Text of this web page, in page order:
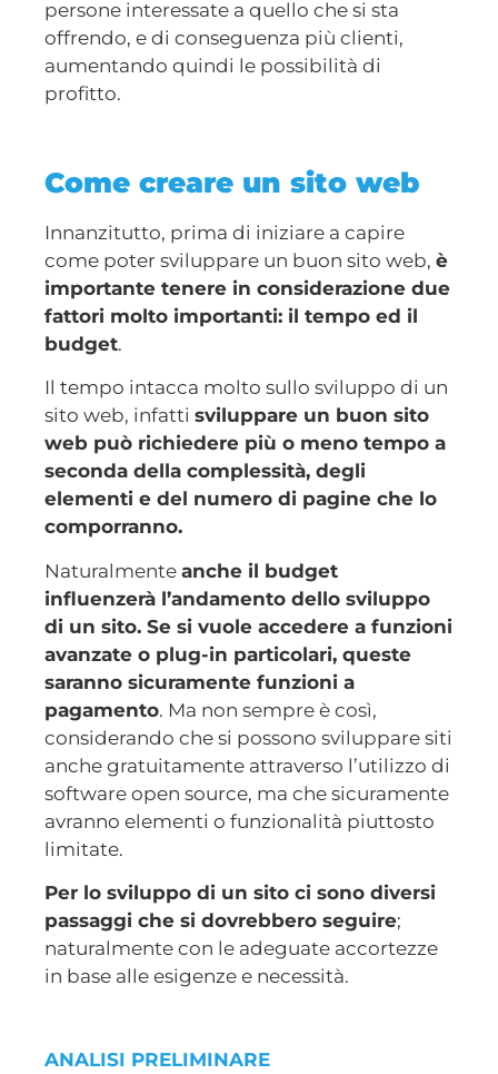
persone interessate a quello che si sta
offrendo, e di conseguenza più clienti,
aumentando quindi le possibilità di
profitto.
Come creare un sito web
Innanzitutto, prima di iniziare a capire
come poter sviluppare un buon sito web, è
importante tenere in considerazione due
fattori molto importanti: il tempo ed il
budget.
Il tempo intacca molto sullo sviluppo di un
sito web, infatti sviluppare un buon sito
web può richiedere più o meno tempo a
seconda della complessità, degli
elementi e del numero di pagine che lo
comporranno.
Naturalmente anche il budget
influenzerà l’andamento dello sviluppo
di un sito. Se si vuole accedere a funzioni
avanzate o plug-in particolari, queste
saranno sicuramente funzioni a
pagamento. Ma non sempre è così,
considerando che si possono sviluppare siti
anche gratuitamente attraverso l’utilizzo di
software open source, ma che sicuramente
avranno elementi o funzionalità piuttosto
limitate.
Per lo sviluppo di un sito ci sono diversi
passaggi che si dovrebbero seguire;
naturalmente con le adeguate accortezze
in base alle esigenze e necessità.
ANALISI PRELIMINARE